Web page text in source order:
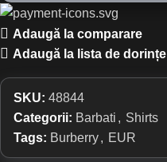
Adaugă la comparare
Adaugă la lista de dorințe
SKU: 48844
Categorii: Barbati , Shirts
Tags: Burberry, EUR